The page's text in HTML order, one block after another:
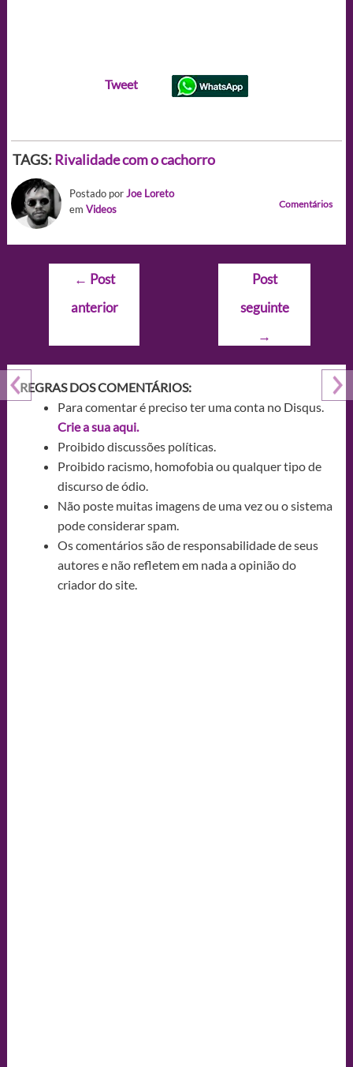
Tweet
TAGS: Rivalidade com o cachorro
Postado porJoe Loreto
em Videos Comentários
Navegação
Post
← Post
anterior
Post
seguinte
→
REGRAS DOS COMENTÁRIOS:
Para comentar é preciso ter uma conta no Disqus.
Crie a sua aqui.
Proibido discussões políticas.
Proibido racismo, homofobia ou qualquer tipo de
discurso de ódio.
Não poste muitas imagens de uma vez ou o sistema
pode considerar spam.
Os comentários são de responsabilidade de seus
autores e não refletem em nada a opinião do
criador do site.